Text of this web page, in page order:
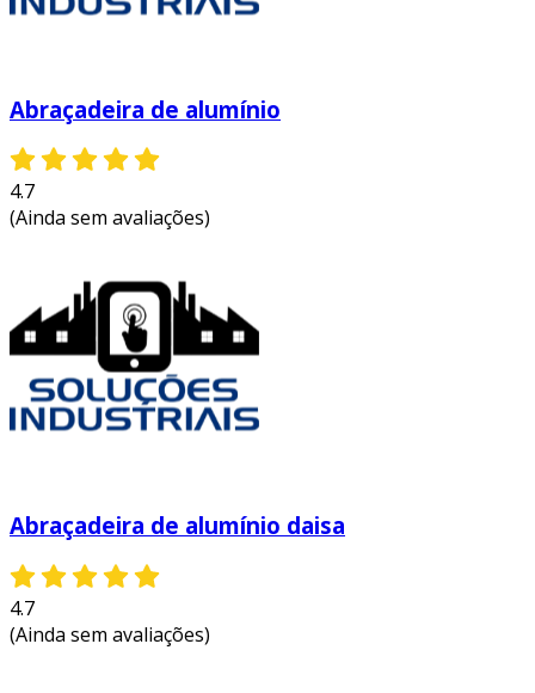
Abraçadeira de alumínio
4.7
(Ainda sem avaliações)
Abraçadeira de alumínio daisa
4.7
(Ainda sem avaliações)